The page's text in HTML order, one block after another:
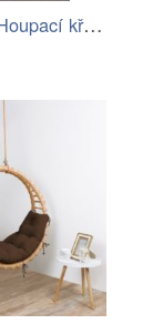
Axin Trading Houpací křeslo Klasik…